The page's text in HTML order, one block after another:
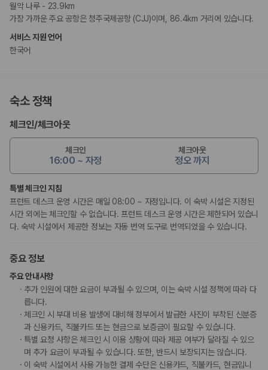
월악 나루 - 23.9km
가장 가까운 주요 공항은 청주국제공항 (CJJ)이며, 86.4km 거리에 있습니다.
서비스 지원 언어
한국어
숙소 정책
체크인/체크아웃
체크인
16:00 ~ 자정
체크아웃
정오 까지
특별 체크인 지침
프런트 데스크 운영 시간은 매일 08:00 ~ 자정입니다. 이 숙박 시설은 지정된
시간 외에는 체크인할 수 없습니다. 프런트 데스크 운영 시간은 제한되어 있습니
다. 숙박 시설에서 제공한 정보는 자동 번역 도구로 번역되었을 수 있습니다.
중요 정보
주요 안내사항
추가 인원에 대한 요금이 부과될 수 있으며, 이는 숙박 시설 정책에 따라 다
릅니다.
체크인 시 부대 비용 발생에 대비해 정부에서 발급한 사진이 부착된 신분증
과 신용카드, 직불카드 또는 현금으로 보증금이 필요할 수 있습니다.
특별 요청 사항은 체크인 시 이용 상황에 따라 제공 여부가 달라질 수 있으
며 추가 요금이 부과될 수 있습니다. 또한, 반드시 보장되지는 않습니다.
이 숙박 시설에서 사용 가능한 결제 수단은 신용카드, 직불카드, 현금입니